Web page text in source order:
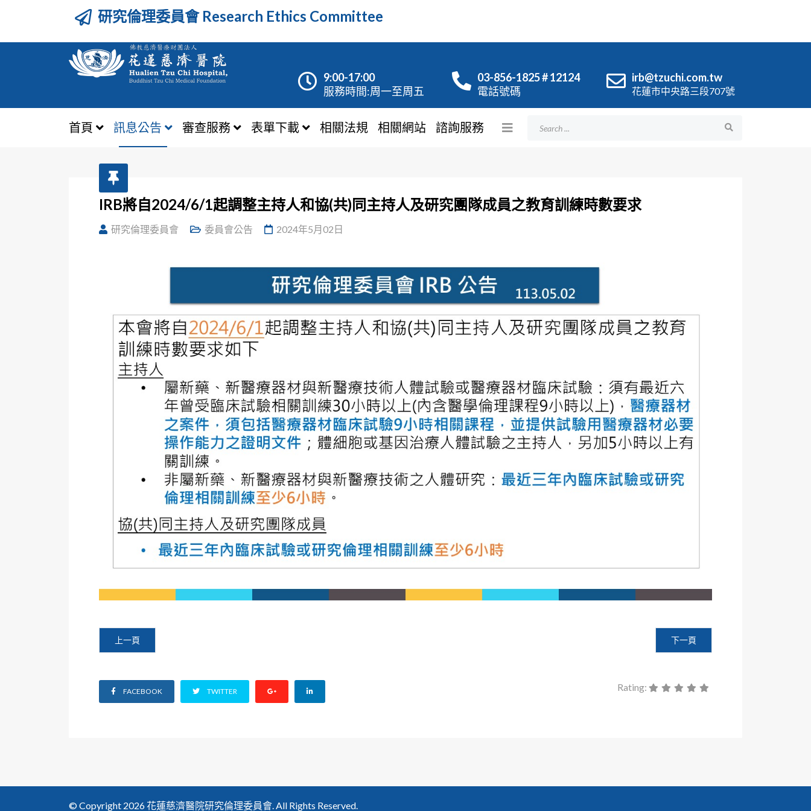
研究倫理委員會 Research Ethics Committee
9:00-17:00
服務時間:周一至周五
03-856-1825 # 12124
電話號碼
irb@tzuchi.com.tw
花蓮市中央路三段707號
首頁 訊息公告 審查服務 表單下載 相關法規 相關網站 諮詢服務
IRB將自2024/6/1起調整主持人和協(共)同主持人及研究團隊成員之教育訓練時數要求
研究倫理委員會 委員會公告 2024年5月02日
上一篇文章: 調整本會2024年下半年會議日期：7/30、8/27、9/10、9/24、10/29、11/19、12/24；公告本會2025年上半年會議日期：1/21、2/25、3/25、4/29、5/27、6/24
上一頁 下一篇文章: 修訂本會專案審查申請
下一頁
Rating:
FACEBOOK TWITTER
© Copyright 2026 花蓮慈濟醫院研究倫理委員會. All Rights Reserved.